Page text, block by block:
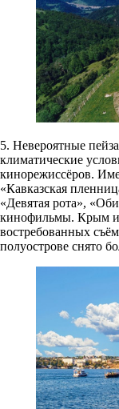
5. Невероятные
климатические
кинорежиссёров.
«Кавказская
«Девятая рота»,
кинофильмы. Крым и
востребованных
полуострове снято